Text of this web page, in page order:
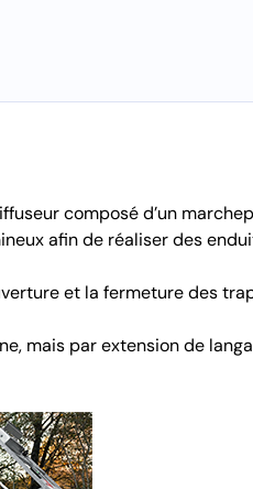
composé d’un
afin de réaliser des
et la fermeture des
mais par extension de